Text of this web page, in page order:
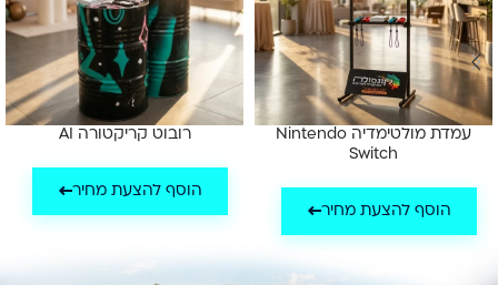
עמדת מולטימדיה Nintendo
Switch
הוסף להצעת מחיר
רובוט קריקטורה AI
הוסף להצעת מחיר